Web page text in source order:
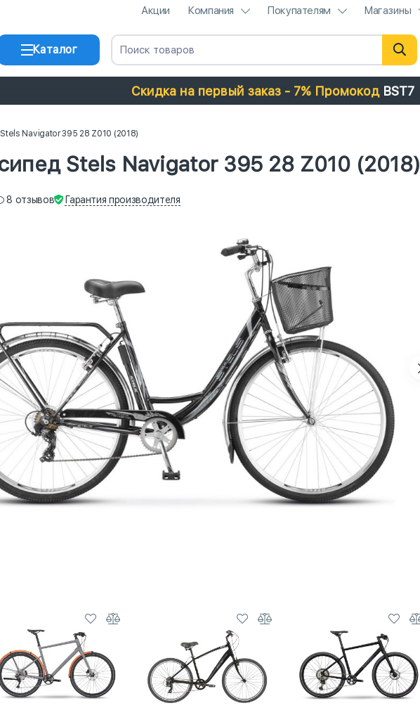
Акции Компания Покупателям Магазины
Каталог
Скидка на первый заказ - 7% Промокод BST7
Stels Navigator 395 28 Z010 (2018)
Stels Navigator 395 28 Z010 (2018)
8 отзывов Гарантияпроизводителя